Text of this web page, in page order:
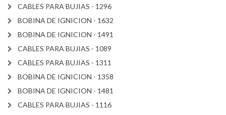
CABLES PARA BUJIAS - 1296
BOBINA DE IGNICION - 1632
BOBINA DE IGNICION - 1491
CABLES PARA BUJIAS - 1089
CABLES PARA BUJIAS - 1311
BOBINA DE IGNICION - 1358
BOBINA DE IGNICION - 1481
CABLES PARA BUJIAS - 1116